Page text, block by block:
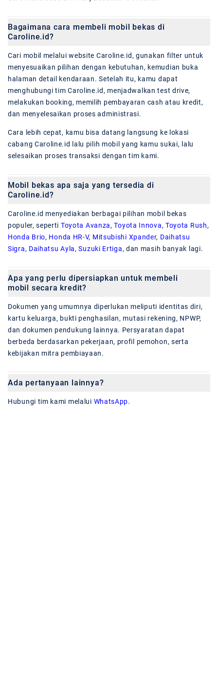
Bagaimana cara membeli mobil bekas di
Caroline.id?
Cari mobil melalui website Caroline.id, gunakan filter untuk
menyesuaikan pilihan dengan kebutuhan, kemudian buka
halaman detail kendaraan. Setelah itu, kamu dapat
menghubungi tim Caroline.id, menjadwalkan test drive,
melakukan booking, memilih pembayaran cash atau kredit,
dan menyelesaikan proses administrasi.
Cara lebih cepat, kamu bisa datang langsung ke lokasi
cabang Caroline.id lalu pilih mobil yang kamu sukai, lalu
selesaikan proses transaksi dengan tim kami.
Mobil bekas apa saja yang tersedia di
Caroline.id?
Caroline.id menyediakan berbagai pilihan mobil bekas
populer, seperti Toyota Avanza,Toyota Innova, Toyota Rush,
Honda Brio, Honda HR-V, Mitsubishi Xpander, Daihatsu
Sigra, Daihatsu Ayla,Suzuki Ertiga, dan masih banyak lagi.
Apa yang perlu dipersiapkan untuk membeli
mobil secara kredit?
Dokumen yang umumnya diperlukan meliputi identitas diri,
kartu keluarga, bukti penghasilan, mutasi rekening, NPWP,
dan dokumen pendukung lainnya. Persyaratan dapat
berbeda berdasarkan pekerjaan, profil pemohon, serta
kebijakan mitra pembiayaan.
Ada pertanyaan lainnya?
Hubungi tim kami melalui WhatsApp.